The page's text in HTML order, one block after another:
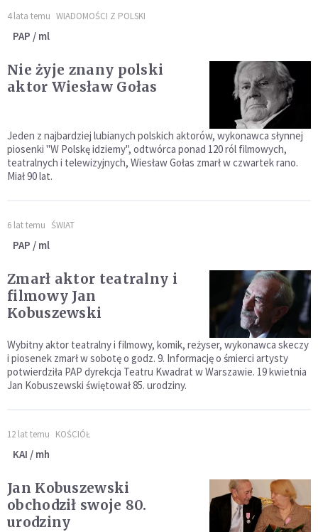
4 lata temu WIADOMOŚCI Z POLSKI
PAP / ml
Nie żyje znany polski
aktor Wiesław Gołas
Jeden z najbardziej lubianych polskich aktorów, wykonawca słynnej
piosenki "W Polskę idziemy", odtwórca ponad 120 ról filmowych,
teatralnych i telewizyjnych, Wiesław Gołas zmarł w czwartek rano.
Miał 90 lat.
6 lat temu ŚWIAT
PAP / ml
Zmarł aktor teatralny i
filmowy Jan
Kobuszewski
Wybitny aktor teatralny i filmowy, komik, reżyser, wykonawca skeczy
i piosenek zmarł w sobotę o godz. 9. Informację o śmierci artysty
potwierdziła PAP dyrekcja Teatru Kwadrat w Warszawie. 19 kwietnia
Jan Kobuszewski świętował 85. urodziny.
12 lat temu KOŚCIÓŁ
KAI / mh
Jan Kobuszewski
obchodził swoje 80.
urodziny